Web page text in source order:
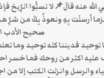
عنه قالَ📌لا تسبُّوا الرِّيحَ
أرسلَت بِهِ ونعوذُ بِكَ من شرِّ
صحيح الأدب
توحيد فديننا كله توحيد
اكثر من روحك فما خسر
والرسل وانزلت الكتب